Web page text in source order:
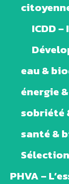
ICDD
eau &
énergie
sobriété
santé &
PHVA –